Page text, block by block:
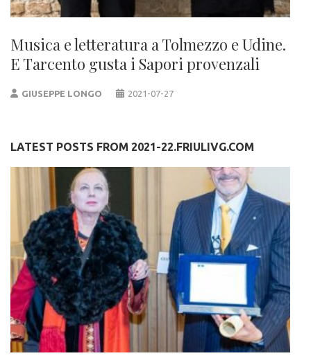
Musica e letteratura a Tolmezzo e Udine.
E Tarcento gusta i Sapori provenzali
GIUSEPPE LONGO 2021-07-27
LATEST POSTS FROM 2021-22.FRIULIVG.COM